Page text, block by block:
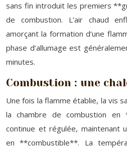
sans fin introduit les premiers
de combustion. L’air chaud
amorçant la formation d’une
phase d’allumage est
minutes.
Combustion : une
Une fois la flamme établie, la vis
la chambre de combustion en
continue et régulée, maintenant
en **combustible**. La